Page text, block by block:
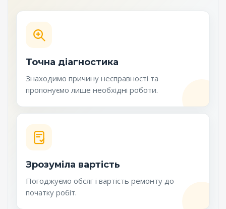
Точна діагностика
Знаходимо причину несправності та
пропонуємо лише необхідні роботи.
Зрозуміла вартість
Погоджуємо обсяг і вартість ремонту до
початку робіт.